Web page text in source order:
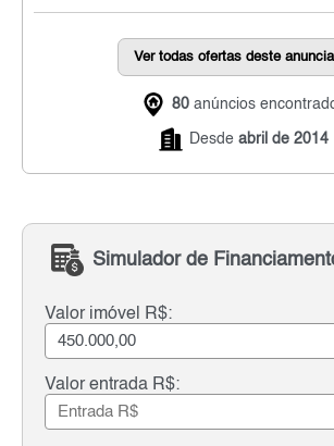
Ver todas ofertas deste
80 anúncios
Desde abril de 2014
Simulador de
Valor imóvel R$:
Valor entrada R$: